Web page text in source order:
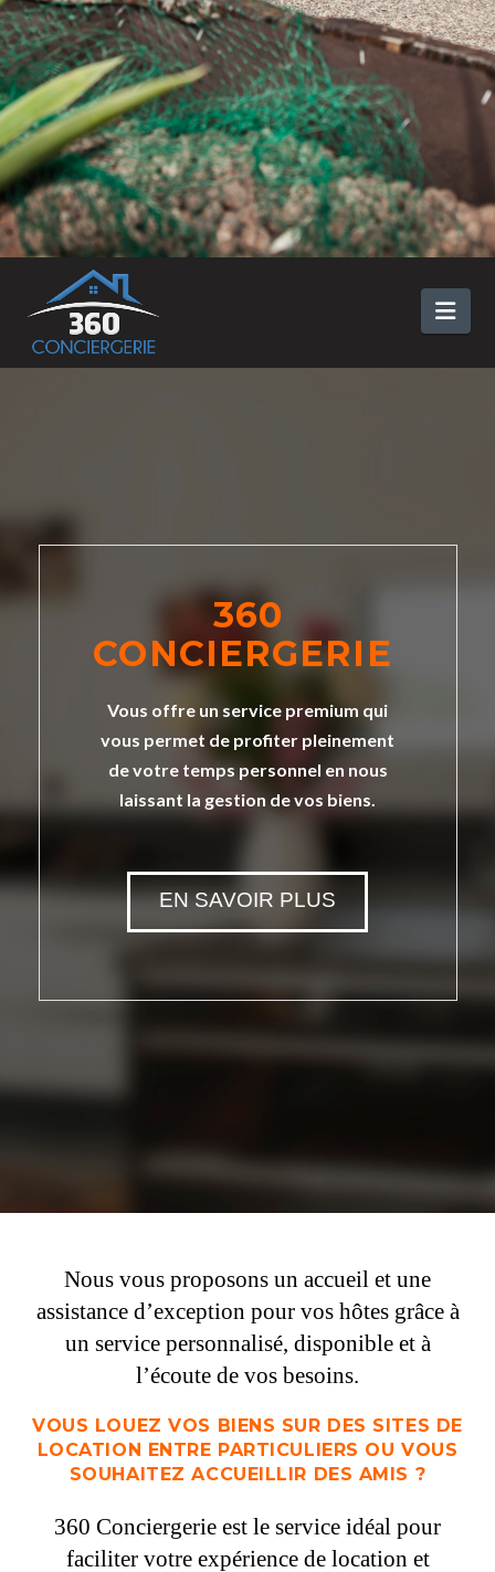
360
CONCIERGERIE
Vous offre un service premium qui
vous permet de profiter pleinement
de votre temps personnel en nous
laissant la gestion de vos biens.
EN SAVOIR PLUS
Nous vous proposons un accueil et une
assistance d’exception pour vos hôtes grâce à
un service personnalisé, disponible et à
l’écoute de vos besoins.
VOUS LOUEZ VOS BIENS SUR DES SITES DE
LOCATION ENTRE PARTICULIERS OU VOUS
SOUHAITEZ ACCUEILLIR DES AMIS ?
360 Conciergerie est le service idéal pour
faciliter votre expérience de location et